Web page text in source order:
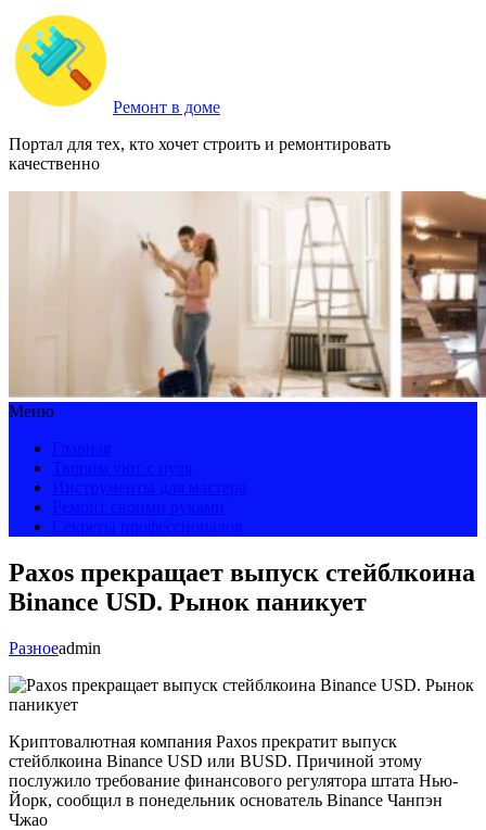
Ремонт в доме
Портал для тех, кто хочет строить и ремонтировать
качественно
Меню
Paxos прекращает выпуск стейблкоина
Binance USD. Рынок паникует
Разноеadmin
Криптовалютная компания Paxos прекратит выпуск
стейблкоина Binance USD или BUSD. Причиной этому
послужило требование финансового регулятора штата Нью-
Йорк, сообщил в понедельник основатель Binance Чанпэн
Чжао